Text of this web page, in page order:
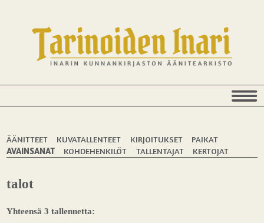
ÄÄNITTEET KUVATALLENTEET KIRJOITUKSET
PAIKAT
AVAINSANAT
KOHDEHENKILÖT TALLENTAJAT KERTOJAT
talot
Yhteensä 3 tallennetta: